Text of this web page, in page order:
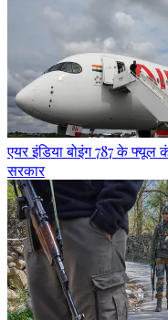
एयर इंडिया बोइंग 787 के फ्यूल
सरकार